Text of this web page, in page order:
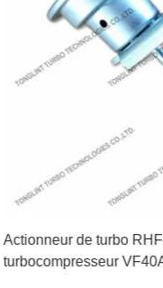
Actionneur de turbo
turbocompresseur